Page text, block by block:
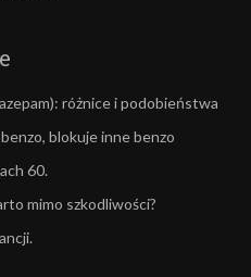
różnice i podobieństwa
blokuje inne benzo
60.
mimo szkodliwości?